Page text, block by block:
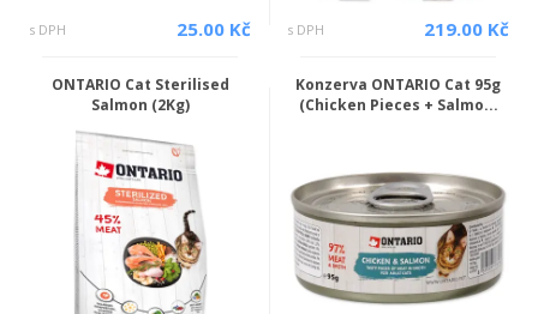
s DPH 25.00 Kč s DPH 219.00 Kč
ONTARIO Cat Sterilised
Salmon (2Kg)
Konzerva ONTARIO Cat 95g
(Chicken Pieces + Salmo...